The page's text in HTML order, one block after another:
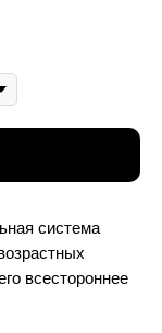
система
всестороннее